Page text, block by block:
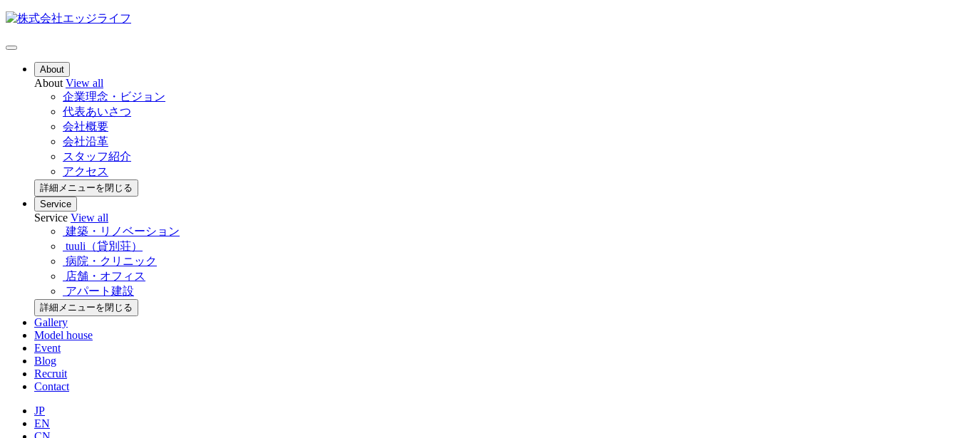
About
About View all
企業理念・ビジョン
代表あいさつ
会社概要
会社沿革
スタッフ紹介
アクセス
詳細メニューを閉じる
Service
Service View all
建築・リノベーション
tuuli（貸別荘）
病院・クリニック
店舗・オフィス
アパート建設
詳細メニューを閉じる
Gallery
Model house
Event
Blog
Recruit
Contact
JP
EN